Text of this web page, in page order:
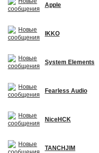
Apple
IKKO
System Elements
Fearless Audio
NiceHCK
TANCHJIM